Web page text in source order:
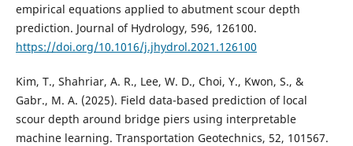
empirical equations applied to abutment scour depth
prediction. Journal of Hydrology, 596, 126100.
https://doi.org/10.1016/j.jhydrol.2021.126100
Kim, T., Shahriar, A. R., Lee, W. D., Choi, Y., Kwon, S., &
Gabr., M. A. (2025). Field data-based prediction of local
scour depth around bridge piers using interpretable
machine learning. Transportation Geotechnics, 52, 101567.